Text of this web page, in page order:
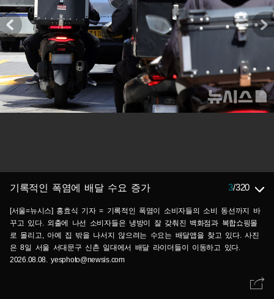
기록적인 폭염에 배달 수요 증가 3/320
[서울=뉴시스] 홍효식 기자 = 기록적인 폭염이 소비자들의 소비 동선까지 바
꾸고 있다. 외출에 나선 소비자들은 냉방이 잘 갖춰진 백화점과 복합쇼핑몰
로 몰리고, 아예 집 밖을 나서지 않으려는 수요는 배달앱을 찾고 있다. 사진
은 8일 서울 서대문구 신촌 일대에서 배달 라이더들이 이동하고 있다.
2026.08.08. yesphoto@newsis.com